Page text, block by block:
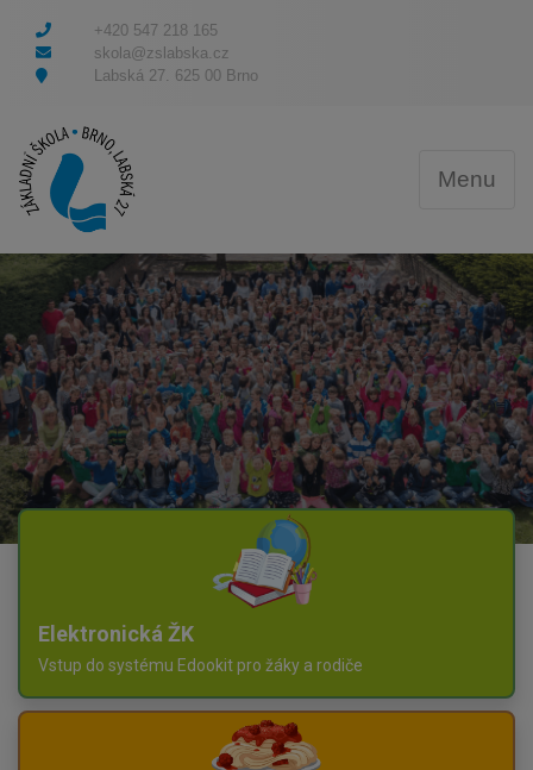
+420 547 218 165
skola@zslabska.cz
Labská 27. 625 00 Brno
Menu
Elektronická ŽK
Vstup do systému Edookit pro žáky a rodiče